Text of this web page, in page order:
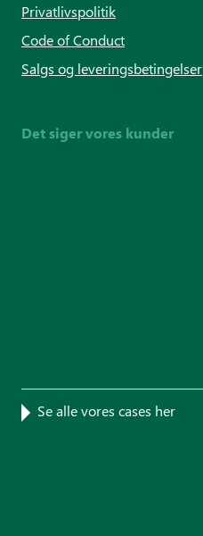
Privatlivspolitik
Code of Conduct
Salgs og leveringsbetingelser
Det siger vores kunder
Se alle vores cases her